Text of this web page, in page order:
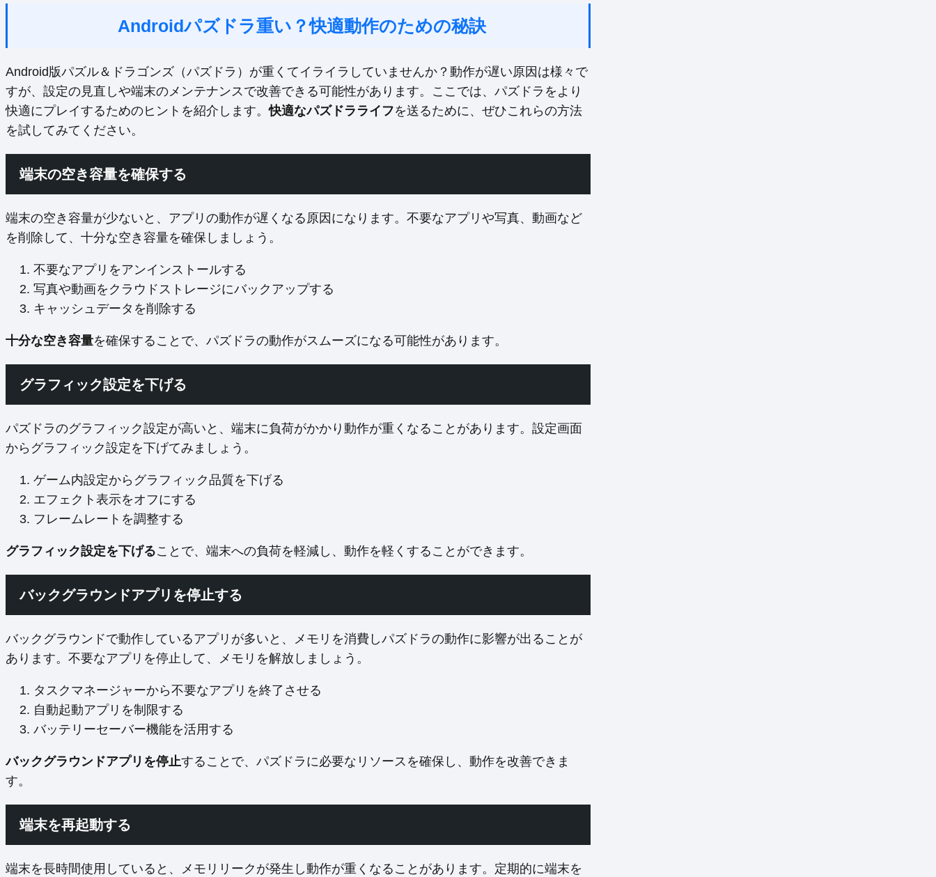
Androidパズドラ重い？快適動作のための秘訣
Android版パズル＆ドラゴンズ（パズドラ）が重くてイライラしていませんか？動作が遅い原因は様々で
すが、設定の見直しや端末のメンテナンスで改善できる可能性があります。ここでは、パズドラをより
快適にプレイするためのヒントを紹介します。快適なパズドラライフを送るために、ぜひこれらの方法
を試してみてください。
端末の空き容量を確保する
端末の空き容量が少ないと、アプリの動作が遅くなる原因になります。不要なアプリや写真、動画など
を削除して、十分な空き容量を確保しましょう。
不要なアプリをアンインストールする
写真や動画をクラウドストレージにバックアップする
キャッシュデータを削除する
十分な空き容量を確保することで、パズドラの動作がスムーズになる可能性があります。
グラフィック設定を下げる
パズドラのグラフィック設定が高いと、端末に負荷がかかり動作が重くなることがあります。設定画面
からグラフィック設定を下げてみましょう。
ゲーム内設定からグラフィック品質を下げる
エフェクト表示をオフにする
フレームレートを調整する
グラフィック設定を下げることで、端末への負荷を軽減し、動作を軽くすることができます。
バックグラウンドアプリを停止する
バックグラウンドで動作しているアプリが多いと、メモリを消費しパズドラの動作に影響が出ることが
あります。不要なアプリを停止して、メモリを解放しましょう。
タスクマネージャーから不要なアプリを終了させる
自動起動アプリを制限する
バッテリーセーバー機能を活用する
バックグラウンドアプリを停止することで、パズドラに必要なリソースを確保し、動作を改善できま
す。
端末を再起動する
端末を長時間使用していると、メモリリークが発生し動作が重くなることがあります。定期的に端末を